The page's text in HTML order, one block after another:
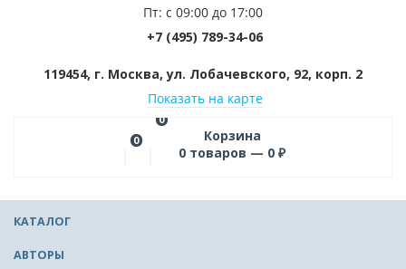
Пт: с 09:00 до 17:00
+7 (495) 789-34-06
119454, г. Москва, ул. Лобачевского, 92, корп. 2
Показать на карте
0
0
Корзина
0 товаров — 0 ₽
КАТАЛОГ
АВТОРЫ